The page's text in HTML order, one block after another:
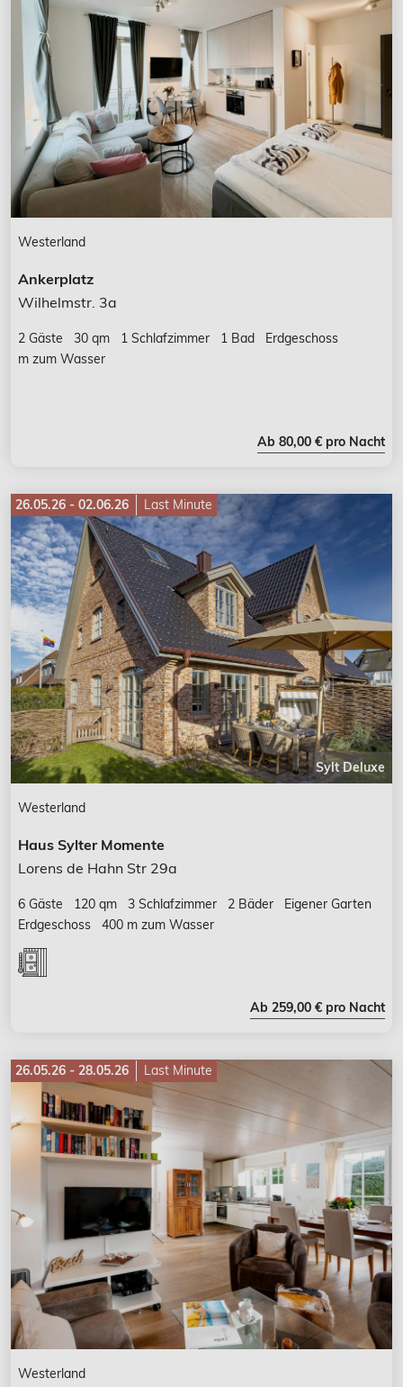
Westerland
Ankerplatz
Wilhelmstr. 3a
2 Gäste 30 qm 1 Schlafzimmer 1 Bad
Erdgeschoss
m zum Wasser
Ab 80,00 € pro Nacht
26.05.26 - 02.06.26 Last Minute
Sylt Deluxe
Westerland
Haus Sylter Momente
Lorens de Hahn Str 29a
6 Gäste 120 qm 3 Schlafzimmer 2 Bäder
Eigener Garten
Erdgeschoss
400 m zum Wasser
Ab 259,00 € pro Nacht
26.05.26 - 28.05.26 Last Minute
Westerland